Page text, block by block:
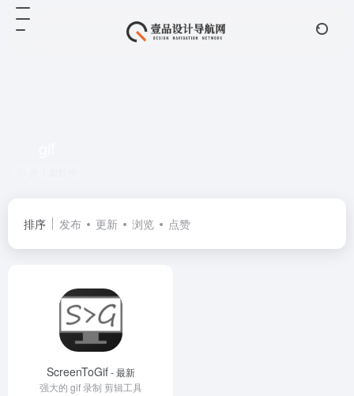
排序 发布 更新 浏览 点赞
ScreenToGif- 最新
强大的 gif 录制 剪辑工具